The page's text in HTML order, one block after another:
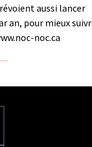
aussi lancer
an, pour mieux
noc.ca